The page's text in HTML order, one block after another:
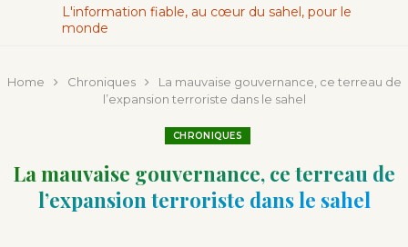
L'information fiable, au cœur du sahel, pour le
monde
Home Chroniques
La mauvaise gouvernance, ce terreau de
l’expansion terroriste dans le sahel
CHRONIQUES
La mauvaise gouvernance, ce terreau de
l’expansion terroriste dans le sahel